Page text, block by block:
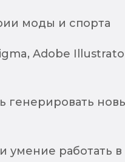
моды и спорта
Adobe
генерировать
умение работать в